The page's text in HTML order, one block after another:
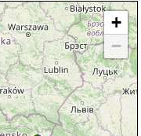
+
−